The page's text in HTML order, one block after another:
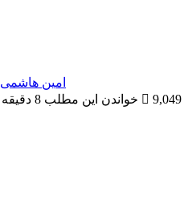
امین هاشمی
9,049
خواندن این مطلب 8 دقیقه زمان میبرد